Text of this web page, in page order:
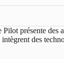
présente
des